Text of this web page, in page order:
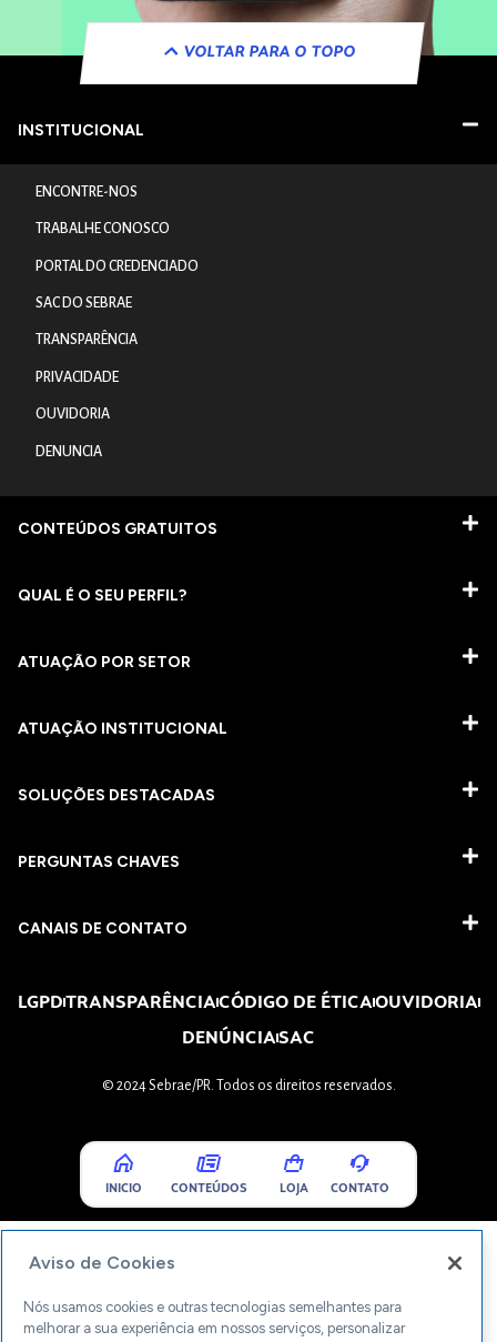
VOLTAR PARA O TOPO
INSTITUCIONAL
ENCONTRE-NOS
TRABALHE CONOSCO
PORTAL DO CREDENCIADO
SAC DO SEBRAE
TRANSPARÊNCIA
PRIVACIDADE
OUVIDORIA
DENUNCIA
CONTEÚDOS GRATUITOS
QUAL É O SEU PERFIL?
ATUAÇÃO POR SETOR
ATUAÇÃO INSTITUCIONAL
SOLUÇÕES DESTACADAS
PERGUNTAS CHAVES​
CANAIS DE CONTATO
LGPDTRANSPARÊNCIACÓDIGO DE ÉTICAOUVIDORIA
DENÚNCIASAC
© 2024 Sebrae/PR. Todos os direitos reservados.
INICIO CONTEÚDOS LOJA CONTATO
Aviso de Cookies
Nós usamos cookies e outras tecnologias semelhantes para
melhorar a sua experiência em nossos serviços, personalizar